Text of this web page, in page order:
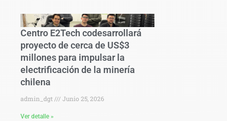
Centro E2Tech codesarrollará
proyecto de cerca de US$3
millones para impulsar la
electrificación de la minería
chilena
admin_dgt Junio 25, 2026
Ver detalle »